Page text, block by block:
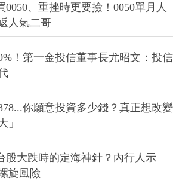
、重挫時更要撿！0050單月人
人氣二哥
！第一金投信董事長尤昭文：投信
你願意投資多少錢？真正想改變
」
股大跌時的定海神針？內行人示
旋風險